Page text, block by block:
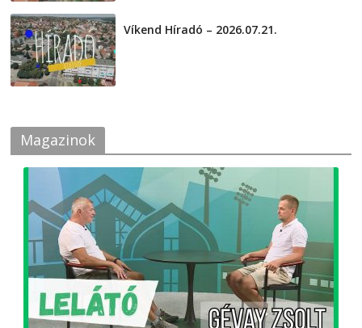
Víkend Híradó – 2026.07.21.
Magazinok